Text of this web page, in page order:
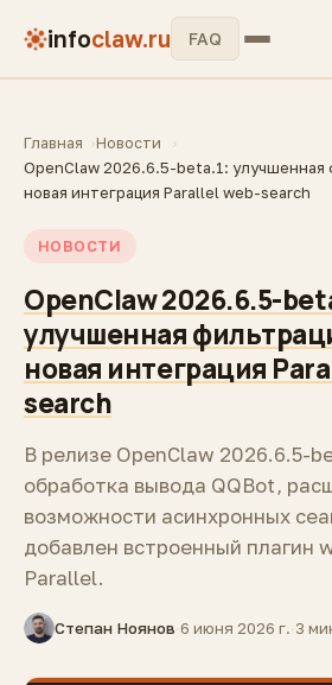
infoclaw.ru FAQ
Главная
Новости
OpenClaw 2026.6.5-beta.1: улучшенная
новая интеграция Parallel web-search
НОВОСТИ
OpenClaw 2026.6.5-
улучшенная
новая интеграция
search
В релизе OpenClaw 2026.6.5-
обработка вывода QQBot,
возможности асинхронных
добавлен встроенный плагин
Parallel.
Степан Ноянов·6 июня 2026 г.·3